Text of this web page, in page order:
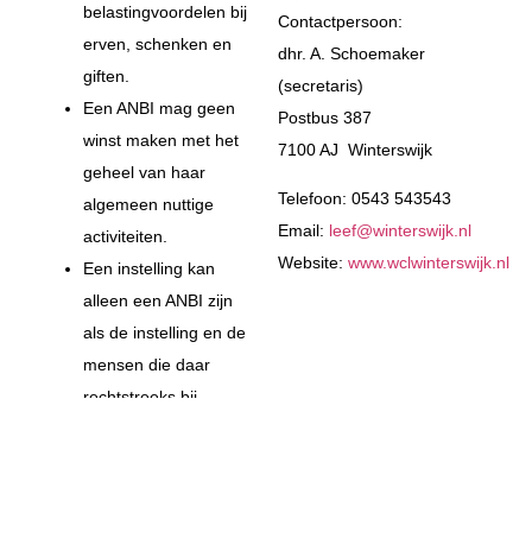
belastingvoordelen bij
erven, schenken en
giften.
Een ANBI mag geen
winst maken met het
geheel van haar
algemeen nuttige
activiteiten.
Een instelling kan
alleen een ANBI zijn
als de instelling en de
mensen die daar
rechtstreeks bij
Contactpersoon:
dhr. A. Schoemaker
(secretaris)
Postbus 387
7100 AJ Winterswijk
Telefoon: 0543 543543
Email: leef@winterswijk.nl
Website: www.wclwinterswijk.nl